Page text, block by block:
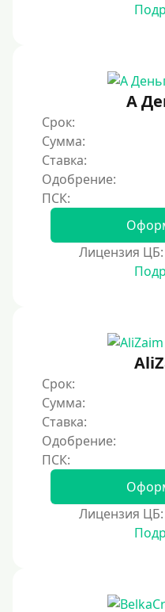
4 месяца
5 месяцев
На полгода
180 дней
5 лет
Краткосрочные
Долгосрочные
Принятие решения
За 1 минуту
А
Срок:
Сумма:
Ставка:
Одобрение:
Лицензия
Срок:
Сумма:
Ставка:
Одобрение:
Лицензия